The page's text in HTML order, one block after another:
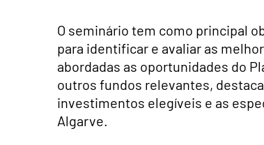
O seminário tem como principal
para identificar e avaliar as
abordadas as oportunidades do
outros fundos relevantes,
investimentos elegíveis e as
Algarve.